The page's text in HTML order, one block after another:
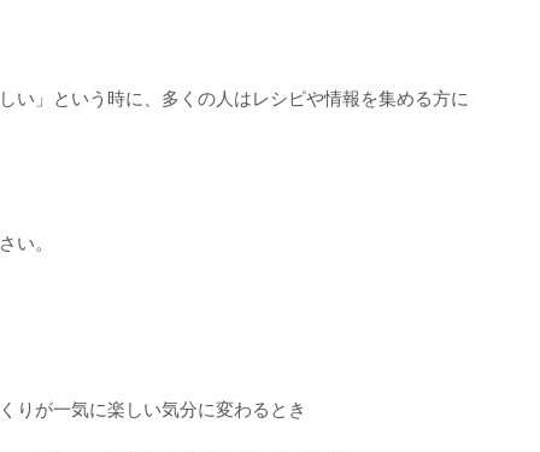
い」という時に、多くの人はレシピや情報を集める方に
い。
りが一気に楽しい気分に変わるとき